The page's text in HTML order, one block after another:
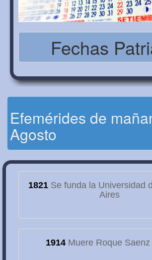
Fechas
Efemérides de
Agosto
1821 Se funda la Universidad
Aires
1914 Muere Roque